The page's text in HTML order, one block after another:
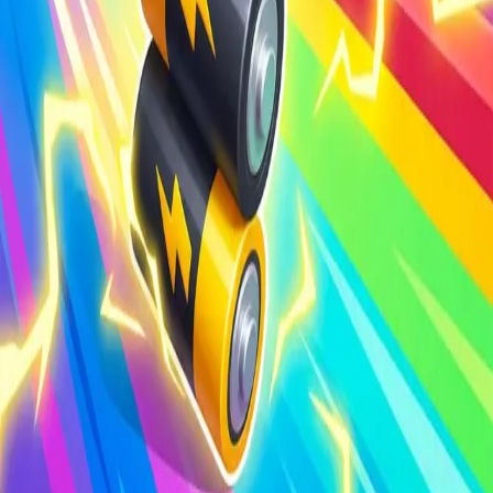
4.27
Про гру
Про проєкт
Угода користувача Політика конфіденційності Зворотній
зв’язок